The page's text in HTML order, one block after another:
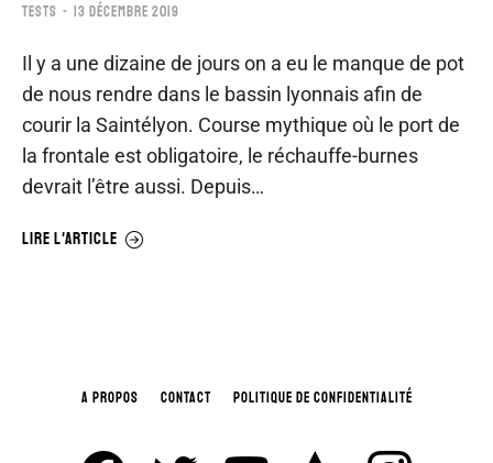
TESTS 13 DÉCEMBRE 2019
Il y a une dizaine de jours on a eu le manque de pot
de nous rendre dans le bassin lyonnais afin de
courir la Saintélyon. Course mythique où le port de
la frontale est obligatoire, le réchauffe-burnes
devrait l’être aussi. Depuis…
LIRE L'ARTICLE
A PROPOS CONTACT POLITIQUE DE CONFIDENTIALITÉ